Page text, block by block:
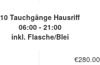
10 Tauchgänge Hausriff
06:00 - 21:00
inkl. Flasche/Blei
€280.00